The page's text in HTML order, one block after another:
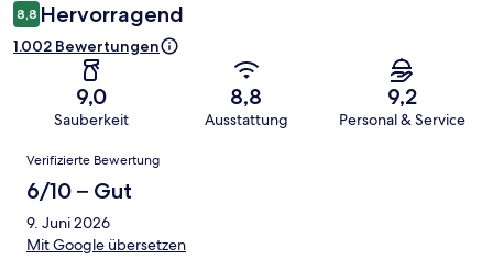
8,8 Hervorragend
1.002 Bewertungen
9,0
Sauberkeit
8,8
Ausstattung
9,2
Personal & Service
Bewertungen
Verifizierte Bewertung
6/10 – Gut
9. Juni 2026
Mit Google übersetzen